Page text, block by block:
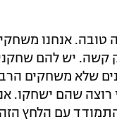
טובה. אנחנו
קשה. יש להם
שלא משחקים
רוצה שהם ישחקו.